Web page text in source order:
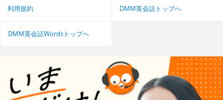
利用規約 DMM英会話トップへ
DMM英会話Wordsトップへ